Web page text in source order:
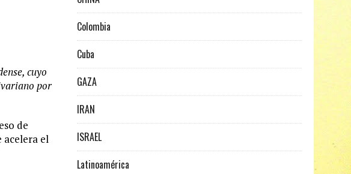
cuyo
por
de
acelera el
Colombia
Cuba
GAZA
IRAN
ISRAEL
Latinoamérica